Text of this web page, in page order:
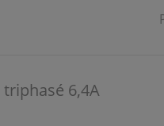
triphasé 6,4A